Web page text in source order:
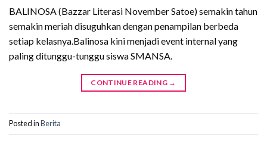
BALINOSA (Bazzar Literasi November Satoe) semakin tahun
semakin meriah disuguhkan dengan penampilan berbeda
setiap kelasnya.Balinosa kini menjadi event internal yang
paling ditunggu-tunggu siswa SMANSA.
CONTINUE READING →
Posted inBerita